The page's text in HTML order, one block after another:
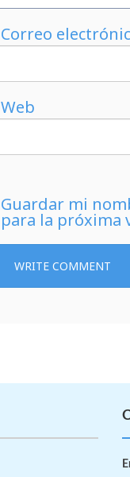
Correo
Web
Guardar mi
para la próxima